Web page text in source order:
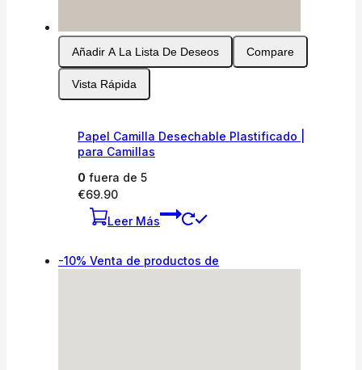
Añadir A La Lista De Deseos Compare
Vista Rápida
Papel Camilla Desechable Plastificado |
para Camillas
0 fuera de 5
€69.90
Leer Más
-10% Venta de productos de